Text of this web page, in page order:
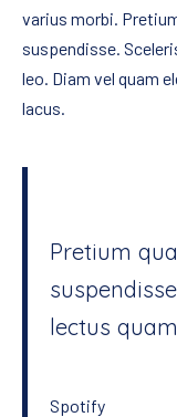
varius morbi.
suspendisse.
leo. Diam vel quam
lacus.
Pretium
lectus
Spotify